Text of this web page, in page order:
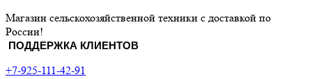
Магазин сельскохозяйственной техники с доставкой по
России!
ПОДДЕРЖКА КЛИЕНТОВ
+7-925-111-42-91